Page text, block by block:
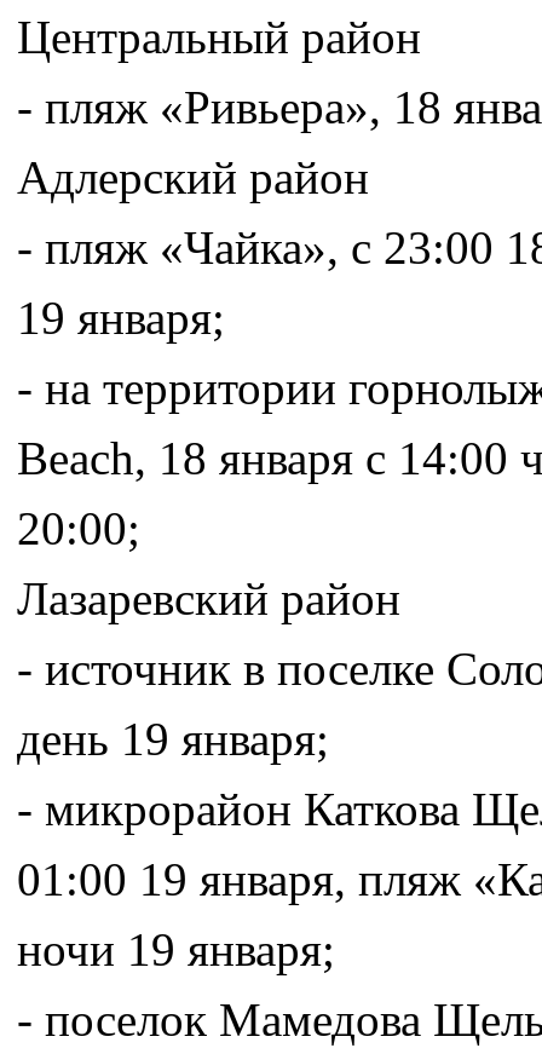
Центральный район
- пляж «Ривьера», 18
Адлерский район
- пляж «Чайка», с 23:00
19 января;
- на территории
Beach, 18 января с 14:00
20:00;
Лазаревский район
- источник в поселке
день 19 января;
- микрорайон Каткова
01:00 19 января, пляж
ночи 19 января;
- поселок Мамедова